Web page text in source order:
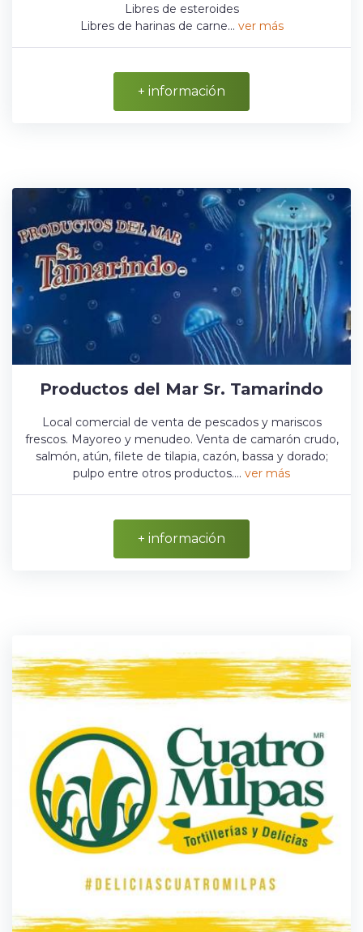
Libres de esteroides
Libres de harinas de carne... ver más
+ información
Productos del Mar Sr. Tamarindo
Local comercial de venta de pescados y mariscos
frescos. Mayoreo y menudeo. Venta de camarón crudo,
salmón, atún, filete de tilapia, cazón, bassa y dorado;
pulpo entre otros productos.... ver más
+ información